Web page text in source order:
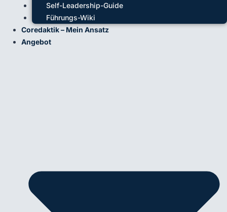
Self-Leadership-Guide
Führungs-Wiki
Coredaktik – Mein Ansatz
Angebot